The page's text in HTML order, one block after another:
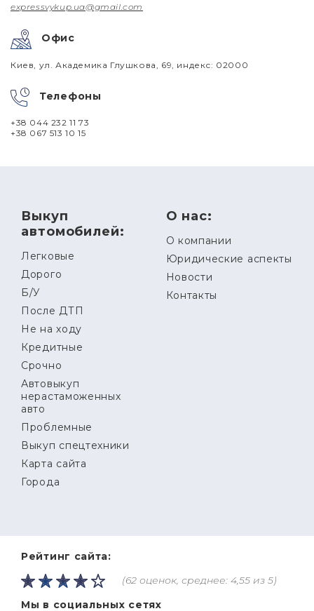
expressvykup.ua@gmail.com
Офис
Киев, ул. Академика Глушкова, 69, индекс: 02000
Телефоны
+38 044 232 11 73
+38 067 513 10 15
Выкуп
автомобилей:
Легковые
Дорого
Б/У
После ДТП
Не на ходу
Кредитные
Срочно
Автовыкуп
нерастаможенных
авто
Проблемные
Выкуп спецтехники
Карта сайта
Города
О нас:
О компании
Юридические аспекты
Новости
Контакты
Рейтинг сайта:
(62 оценок, среднее: 4,55 из 5)
Мы в социальных сетях